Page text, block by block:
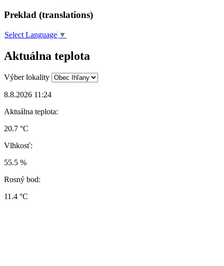
Preklad (translations)
Select Language ▼
Aktuálna teplota
Výber lokality
8.8.2026 11:24
Aktuálna teplota:
20.7 °C
Vlhkosť:
55.5 %
Rosný bod:
11.4 °C